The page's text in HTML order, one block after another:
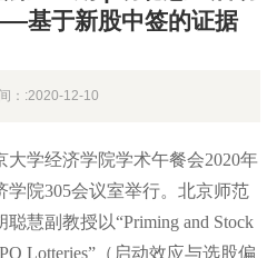
基于新股中签的证据
：:2020-12-10
学经济学院学术午餐会2020年
学院305会议室举行。北京师范
慧副教授以“Priming and Stock
Lotteries”（启动效应与选股偏